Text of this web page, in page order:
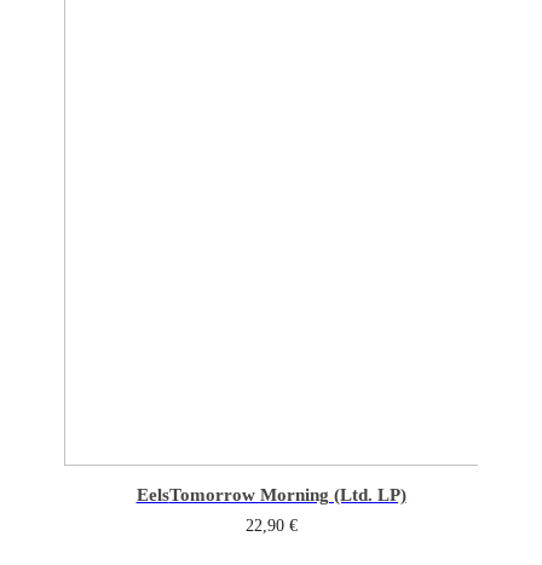
EelsTomorrow Morning (Ltd. LP)
22,90 €